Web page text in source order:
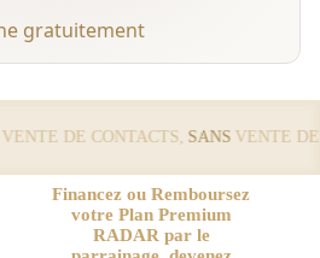
gratuitement
DE CONTACTS, SANSVENTE DE
Financez ou Remboursez
votre Plan Premium
RADAR par le